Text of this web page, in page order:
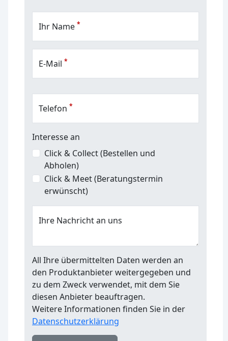
Ihr Name *
E-Mail *
Telefon *
Interesse an
Click & Collect (Bestellen und
Abholen)
Click & Meet (Beratungstermin
erwünscht)
Ihre Nachricht an uns
All Ihre übermittelten Daten werden an
den Produktanbieter weitergegeben und
zu dem Zweck verwendet, mit dem Sie
diesen Anbieter beauftragen.
Weitere Informationen finden Sie in der
Datenschutzerklärung